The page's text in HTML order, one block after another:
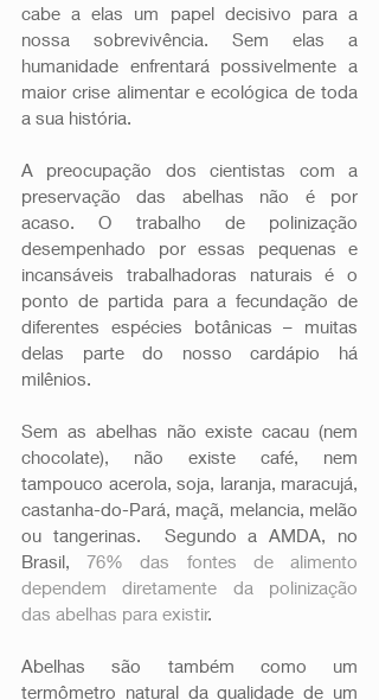
cabe a elas um papel decisivo para a
nossa sobrevivência. Sem elas a
humanidade enfrentará possivelmente a
maior crise alimentar e ecológica de toda
a sua história.
A preocupação dos cientistas com a
preservação das abelhas não é por
acaso. O trabalho de polinização
desempenhado por essas pequenas e
incansáveis trabalhadoras naturais é o
ponto de partida para a fecundação de
diferentes espécies botânicas – muitas
delas parte do nosso cardápio há
milênios.
Sem as abelhas não existe cacau (nem
chocolate), não existe café, nem
tampouco acerola, soja, laranja, maracujá,
castanha-do-Pará, maçã, melancia, melão
ou tangerinas.  Segundo a AMDA, no
Brasil, 76% das fontes de alimento
dependem diretamente da polinização
das abelhas para existir.
Abelhas são também como um
termômetro natural da qualidade de um